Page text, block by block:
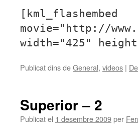
[kml_flashembed
movie="http://
width="425"
Publicat dins deGeneral, videos |
Superior – 2
Publicat el 1 desembre 2009per